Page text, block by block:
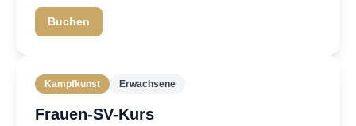
Buchen
Kampfkunst Erwachsene
Frauen-SV-Kurs